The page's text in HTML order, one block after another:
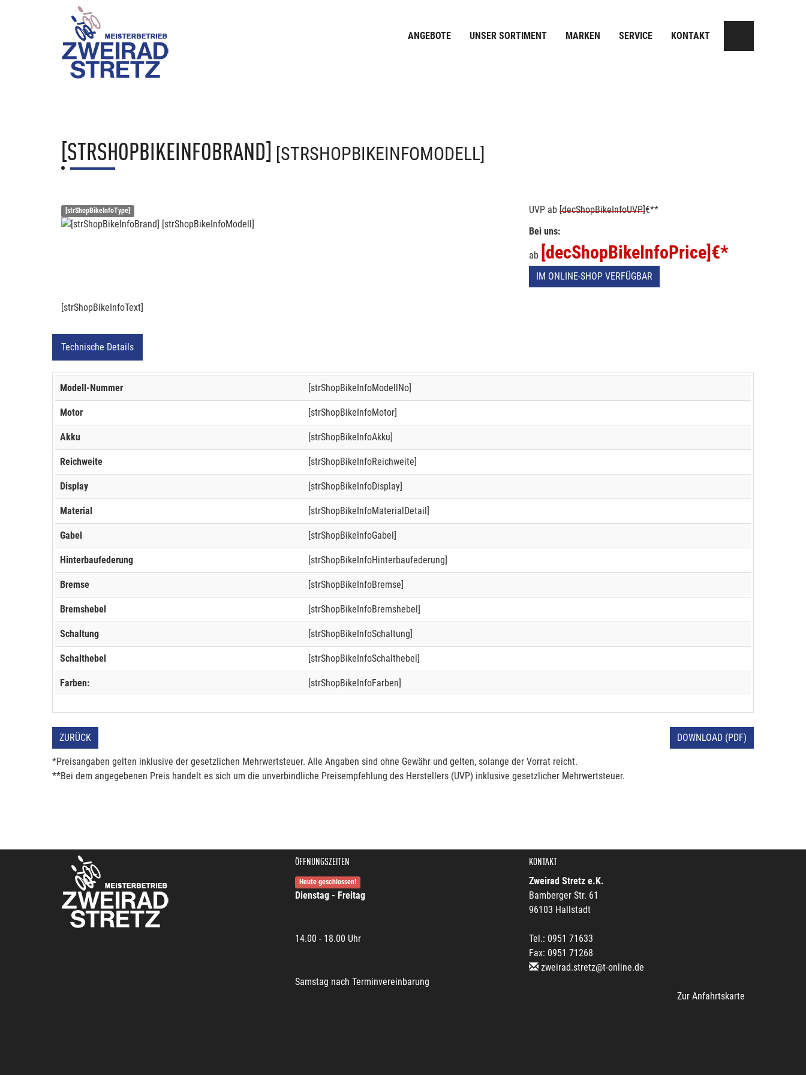
ANGEBOTE UNSER SORTIMENT MARKEN SERVICE KONTAKT
[STRSHOPBIKEINFOBRAND] [STRSHOPBIKEINFOMODELL]
[strShopBikeInfoType] UVP ab [decShopBikeInfoUVP]€**
Bei uns:
ab [decShopBikeInfoPrice] €*
IM ONLINE-SHOP VERFÜGBAR
[strShopBikeInfoText]
Technische Details
Modell-Nummer [strShopBikeInfoModellNo]
Motor [strShopBikeInfoMotor]
Akku [strShopBikeInfoAkku]
Reichweite [strShopBikeInfoReichweite]
Display [strShopBikeInfoDisplay]
Material [strShopBikeInfoMaterialDetail]
Gabel [strShopBikeInfoGabel]
Hinterbaufederung [strShopBikeInfoHinterbaufederung]
Bremse [strShopBikeInfoBremse]
Bremshebel [strShopBikeInfoBremshebel]
Schaltung [strShopBikeInfoSchaltung]
Schalthebel [strShopBikeInfoSchalthebel]
Farben: [strShopBikeInfoFarben]
ZURÜCK DOWNLOAD (PDF)
*Preisangaben gelten inklusive der gesetzlichen Mehrwertsteuer. Alle Angaben sind ohne Gewähr und gelten, solange der Vorrat reicht.
**Bei dem angegebenen Preis handelt es sich um die unverbindliche Preisempfehlung des Herstellers (UVP) inklusive gesetzlicher Mehrwertsteuer.
ÖFFNUNGSZEITEN
Heute geschlossen!
Dienstag - Freitag
14.00 - 18.00 Uhr
Samstag nach Terminvereinbarung
KONTAKT
Zweirad Stretz e.K.
Bamberger Str. 61
96103 Hallstadt
Tel.: 0951 71633
Fax: 0951 71268
zweirad.stretz@t-online.de
Zur Anfahrtskarte